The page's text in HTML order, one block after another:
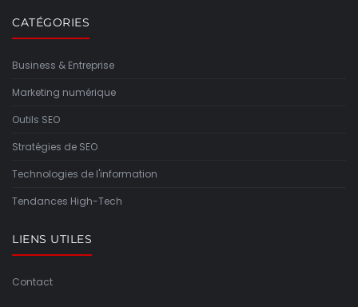
CATÉGORIES
Business & Entreprise
Marketing numérique
Outils SEO
Stratégies de SEO
Technologies de l'information
Tendances High-Tech
LIENS UTILES
Contact